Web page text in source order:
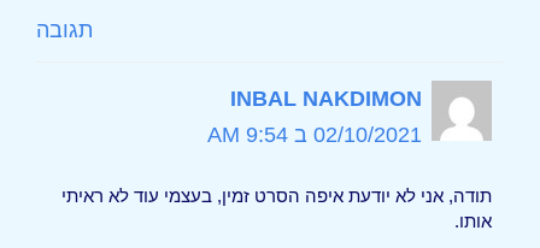
תגובה
INBAL NAKDIMON
02/10/2021 ב 9:54 AM
תודה, אני לא יודעת איפה הסרט זמין, בעצמי עוד לא ראיתי
אותו.